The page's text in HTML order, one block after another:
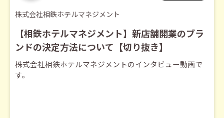
株式会社相鉄ホテルマネジメント
【相鉄ホテルマネジメント】新店舗開業のブラ
ンドの決定方法について【切り抜き】
株式会社相鉄ホテルマネジメントのインタビュー動画で
す。